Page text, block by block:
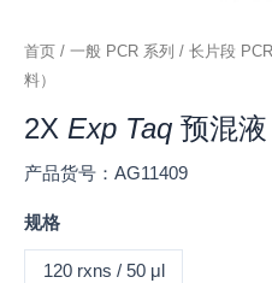
首页 / 一般 PCR 系列 / 长片段 PCR
料）
2X Exp Taq 预混液
产品货号：AG11409
规格
120 rxns / 50 μl